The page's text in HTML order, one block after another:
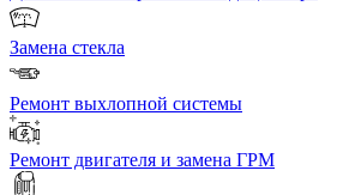
Замена стекла
Ремонт выхлопной системы
Ремонт двигателя и замена ГРМ